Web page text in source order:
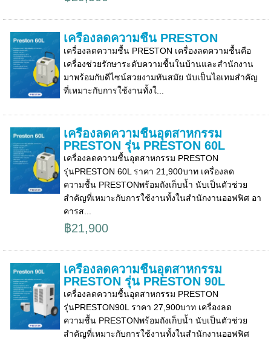
เครื่องลดความชื้น PRESTON
เครื่องลดความชื้น PRESTON เครื่องลดความชื้นคือ
เครื่องช่วยรักษาระดับความชื้นในบ้านและสำนักงาน
มาพร้อมกับดีไซน์สวยงามทันสมัย นับเป็นไอเทมสำคัญ
ที่เหมาะกับการใช้งานทั้งใ...
เครื่องลดความชื้นอุตสาหกรรม
PRESTON รุ่น PRESTON 60L
เครื่องลดความชื้นอุตสาหกรรม PRESTON
รุ่นPRESTON 60L ราคา 21,900บาท เครื่องลด
ความชื้น PRESTONพร้อมถังเก็บน้ำ นับเป็นตัวช่วย
สำคัญที่เหมาะกับการใช้งานทั้งในสำนักงานออฟฟิศ อา
คารส...
฿21,900
เครื่องลดความชื้นอุตสาหกรรม
PRESTON รุ่น PRESTON 90L
เครื่องลดความชื้นอุตสาหกรรม PRESTON
รุ่นPRESTON90L ราคา 27,900บาท เครื่องลด
ความชื้น PRESTONพร้อมถังเก็บน้ำ นับเป็นตัวช่วย
สำคัญที่เหมาะกับการใช้งานทั้งในสำนักงานออฟฟิศ